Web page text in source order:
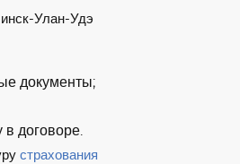
Улан-Удэ
документы;
договоре.
страхования